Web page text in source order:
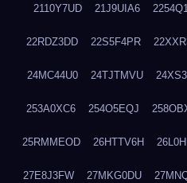
2110Y7UD 21J9UIA6
22RDZ3DD 22S5F4PR
24MC44U0 24TJTMVU
253A0XC6 254O5EQJ
25RMMEOD 26HTTV6H
27E8J3FW 27MKG0DU